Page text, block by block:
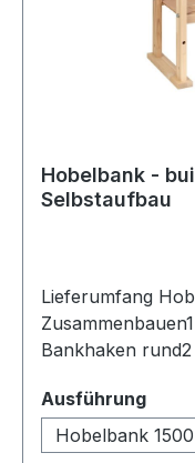
Hobelbank -
Selbstaufbau
Lieferumfang Hobelbank zum selbst
Bankhaken
Hobelbank /
Handwerker, die
vernünftigen
Ausführung
Hobelbank